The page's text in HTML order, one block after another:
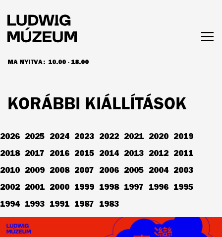
tartalomra
MA NYITVA: 10.00 - 18.00
NYITVATARTÁS ÉS JEGYÁRAK
KORÁBBI KIÁLLÍTÁSOK
2026 2025 2024 2023 2022 2021 2020 2019
2018 2017 2016 2015 2014 2013 2012 2011
2010 2009 2008 2007 2006 2005 2004 2003
2002 2001 2000 1999 1998 1997 1996 1995
1994 1993 1991 1987 1983